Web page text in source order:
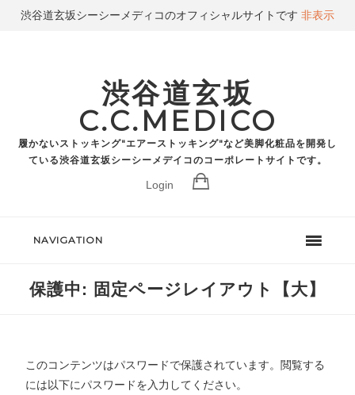
渋谷道玄坂
C.C.MEDICO
履かないストッキング"エアーストッキング"など美脚化粧品を開発し
ている渋谷道玄坂シーシーメデイコのコーポレートサイトです。
Login
NAVIGATION
保護中: 固定ページレイアウト【大】
このコンテンツはパスワードで保護されています。閲覧する
には以下にパスワードを入力してください。
渋谷道玄坂シーシーメディコのオフィシャルサイトです 非表示